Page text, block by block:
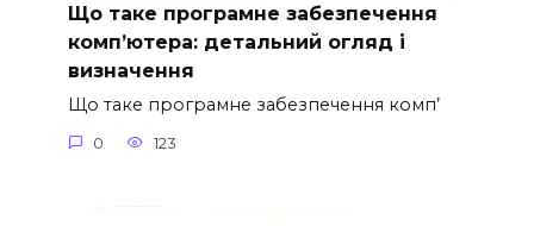
Що таке програмне забезпечення
комп’ютера: детальний огляд і
визначення
Що таке програмне забезпечення комп’
0 123